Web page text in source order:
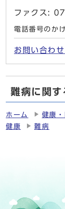
ファクス:
電話番号のか
お問い合わ
難病に関す
ホーム 健康
健康
難病